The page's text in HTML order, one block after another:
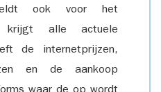
ook voor het
krijgt alle actuele
de internetprijzen,
en de aankoop